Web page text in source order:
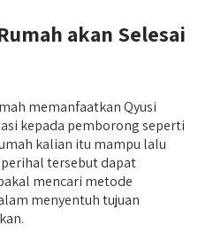
akan Selesai
memanfaatkan Qyusi
kepada pemborong seperti
kalian itu mampu lalu
tersebut dapat
mencari metode
menyentuh tujuan